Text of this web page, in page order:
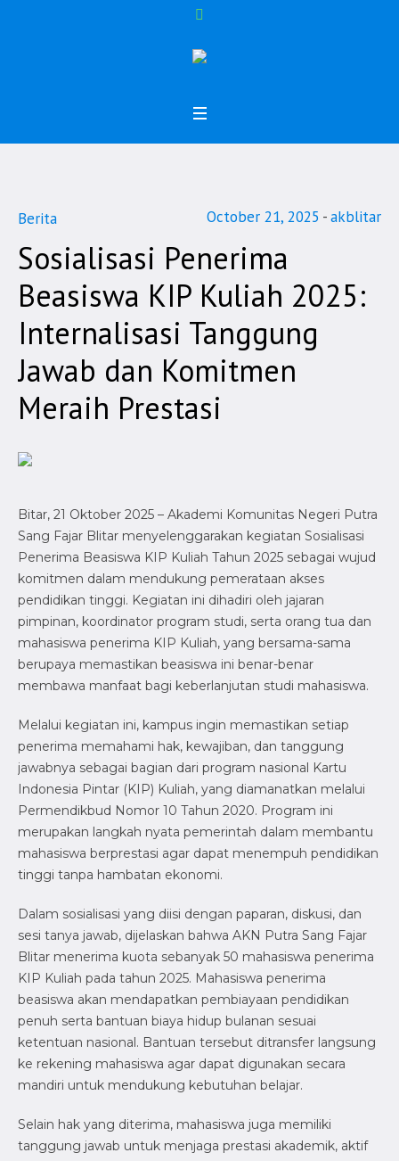
October 21, 2025 akblitar
Berita
Sosialisasi Penerima
Beasiswa KIP Kuliah 2025:
Internalisasi Tanggung
Jawab dan Komitmen
Meraih Prestasi
Bitar, 21 Oktober 2025 – Akademi Komunitas Negeri Putra
Sang Fajar Blitar menyelenggarakan kegiatan Sosialisasi
Penerima Beasiswa KIP Kuliah Tahun 2025 sebagai wujud
komitmen dalam mendukung pemerataan akses
pendidikan tinggi. Kegiatan ini dihadiri oleh jajaran
pimpinan, koordinator program studi, serta orang tua dan
mahasiswa penerima KIP Kuliah, yang bersama-sama
berupaya memastikan beasiswa ini benar-benar
membawa manfaat bagi keberlanjutan studi mahasiswa.
Melalui kegiatan ini, kampus ingin memastikan setiap
penerima memahami hak, kewajiban, dan tanggung
jawabnya sebagai bagian dari program nasional Kartu
Indonesia Pintar (KIP) Kuliah, yang diamanatkan melalui
Permendikbud Nomor 10 Tahun 2020. Program ini
merupakan langkah nyata pemerintah dalam membantu
mahasiswa berprestasi agar dapat menempuh pendidikan
tinggi tanpa hambatan ekonomi.
Dalam sosialisasi yang diisi dengan paparan, diskusi, dan
sesi tanya jawab, dijelaskan bahwa AKN Putra Sang Fajar
Blitar menerima kuota sebanyak 50 mahasiswa penerima
KIP Kuliah pada tahun 2025. Mahasiswa penerima
beasiswa akan mendapatkan pembiayaan pendidikan
penuh serta bantuan biaya hidup bulanan sesuai
ketentuan nasional. Bantuan tersebut ditransfer langsung
ke rekening mahasiswa agar dapat digunakan secara
mandiri untuk mendukung kebutuhan belajar.
Selain hak yang diterima, mahasiswa juga memiliki
tanggung jawab untuk menjaga prestasi akademik, aktif